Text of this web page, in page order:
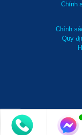
Chính
Chính
Quy
0981 738 099